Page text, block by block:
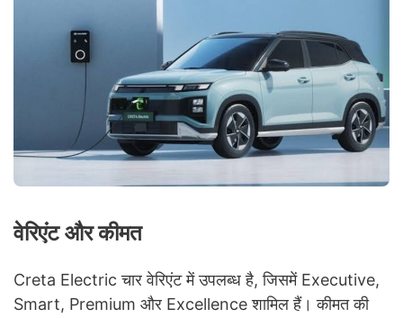
वेरिएंट और कीमत
Creta Electric चार वेरिएंट में उपलब्ध है, जिसमें Executive,
Smart, Premium और Excellence शामिल हैं। कीमत की